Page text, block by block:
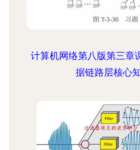
计算机网络第八版第三
据链路层核心